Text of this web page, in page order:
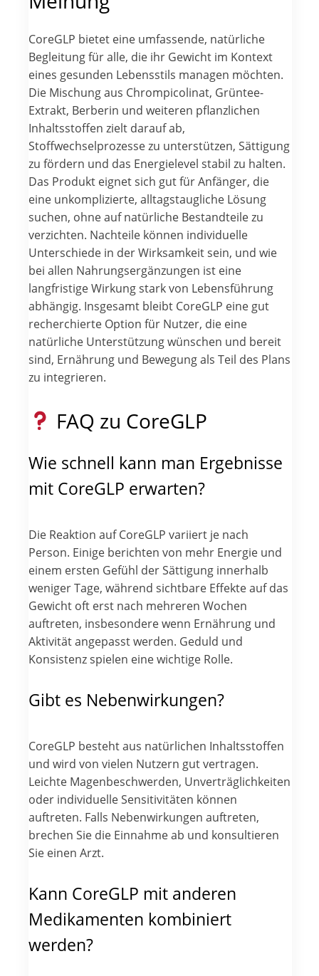
CoreGLP bietet eine umfassende, natürliche
Begleitung für alle, die ihr Gewicht im Kontext
eines gesunden Lebensstils managen möchten.
Die Mischung aus Chrompicolinat, Grüntee-
Extrakt, Berberin und weiteren pflanzlichen
Inhaltsstoffen zielt darauf ab,
Stoffwechselprozesse zu unterstützen, Sättigung
zu fördern und das Energielevel stabil zu halten.
Das Produkt eignet sich gut für Anfänger, die
eine unkomplizierte, alltagstaugliche Lösung
suchen, ohne auf natürliche Bestandteile zu
verzichten. Nachteile können individuelle
Unterschiede in der Wirksamkeit sein, und wie
bei allen Nahrungsergänzungen ist eine
langfristige Wirkung stark von Lebensführung
abhängig. Insgesamt bleibt CoreGLP eine gut
recherchierte Option für Nutzer, die eine
natürliche Unterstützung wünschen und bereit
sind, Ernährung und Bewegung als Teil des Plans
zu integrieren.
FAQ zu CoreGLP
Wie schnell kann man Ergebnisse
mit CoreGLP erwarten?
Die Reaktion auf CoreGLP variiert je nach
Person. Einige berichten von mehr Energie und
einem ersten Gefühl der Sättigung innerhalb
weniger Tage, während sichtbare Effekte auf das
Gewicht oft erst nach mehreren Wochen
auftreten, insbesondere wenn Ernährung und
Aktivität angepasst werden. Geduld und
Konsistenz spielen eine wichtige Rolle.
Gibt es Nebenwirkungen?
CoreGLP besteht aus natürlichen Inhaltsstoffen
und wird von vielen Nutzern gut vertragen.
Leichte Magenbeschwerden, Unverträglichkeiten
oder individuelle Sensitivitäten können
auftreten. Falls Nebenwirkungen auftreten,
brechen Sie die Einnahme ab und konsultieren
Sie einen Arzt.
Kann CoreGLP mit anderen
Medikamenten kombiniert
werden?